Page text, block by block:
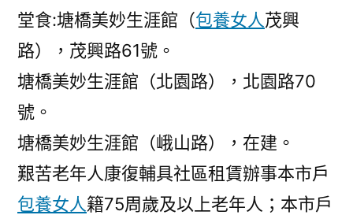
堂食:塘橋美妙生涯館（包養女人茂興
路），茂興路61號。
塘橋美妙生涯館（北園路），北園路70
號。
塘橋美妙生涯館（峨山路），在建。
艱苦老年人康復輔具社區租賃辦事本市戶
包養女人籍75周歲及以上老年人；本市戶